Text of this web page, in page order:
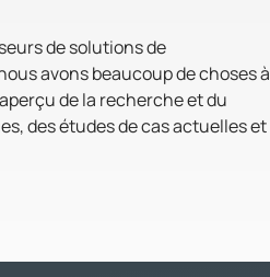
de solutions de
avons beaucoup de choses à
de la recherche et du
des études de cas actuelles et